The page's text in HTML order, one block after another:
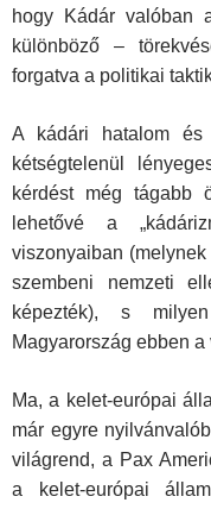
hogy Kádár valóban
különböző –
forgat­va a politikai
A kádári hatalom
kétségtelenül
kérdést még tágabb
lehetővé a
viszonyaiban
szembeni nemzeti
képezték), s
Magyarország ebben
Ma, a kelet-európai
már egy­re
világrend, a Pax
a kelet-európai